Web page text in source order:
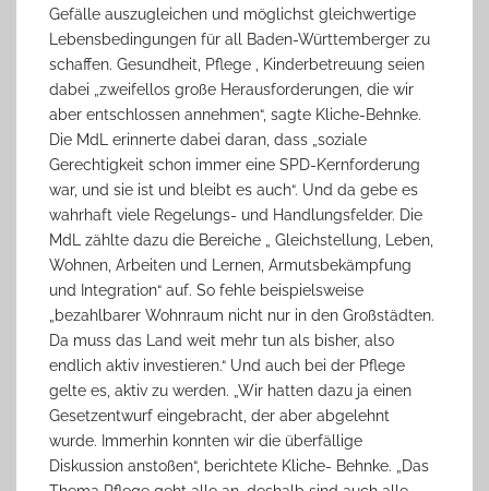
Gefälle auszugleichen und möglichst gleichwertige
Lebensbedingungen für all Baden-Württemberger zu
schaffen. Gesundheit, Pflege , Kinderbetreuung seien
dabei „zweifellos große Herausforderungen, die wir
aber entschlossen annehmen“, sagte Kliche-Behnke.
Die MdL erinnerte dabei daran, dass „soziale
Gerechtigkeit schon immer eine SPD-Kernforderung
war, und sie ist und bleibt es auch“. Und da gebe es
wahrhaft viele Regelungs- und Handlungsfelder. Die
MdL zählte dazu die Bereiche „ Gleichstellung, Leben,
Wohnen, Arbeiten und Lernen, Armutsbekämpfung
und Integration“ auf. So fehle beispielsweise
„bezahlbarer Wohnraum nicht nur in den Großstädten.
Da muss das Land weit mehr tun als bisher, also
endlich aktiv investieren.“ Und auch bei der Pflege
gelte es, aktiv zu werden. „Wir hatten dazu ja einen
Gesetzentwurf eingebracht, der aber abgelehnt
wurde. Immerhin konnten wir die überfällige
Diskussion anstoßen“, berichtete Kliche- Behnke. „Das